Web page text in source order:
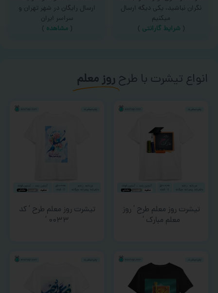
نگران نباشید، یکی دیگه ارسال
میکنیم
( شرایط گارانتی )
ارسال رایگان در شهر تهران و
سراسر ایران
(مشاهده )
انواع تیشرت با طرحروز معلم
تیشرت روز معلم طرح ‘ روز
معلم مبارک ‘
تیشرت روز معلم طرح ‘ کد
۰۰۳۳ ‘